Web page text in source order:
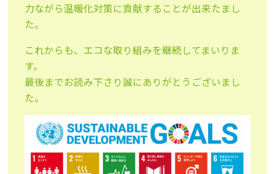
力ながら温暖化対策に貢献することが出来たまし
た。
これからも、エコな取り組みを継続してまいりま
す。
最後までお読み下さり誠にありがとうございまし
た。